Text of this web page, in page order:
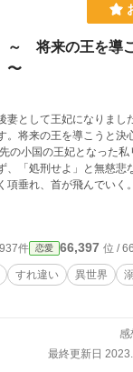
将来の王を導
〜
として王妃になりまし
。将来の王を導こうと決
、「処刑せよ」と無慈悲
飛んでいく。 夢を見ていたのか、自身
覚ます。 怖い夢をみたと
決まっており……
件 恋愛 66,397 位 /
すれ違い 異世界
感
最終更新日